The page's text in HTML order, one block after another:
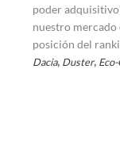
poder
nuestro mercado
posición del
Dacia, Duster, Eco-